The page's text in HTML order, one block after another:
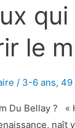
le
/ 3-6 ans, 49
Du Bellay ?